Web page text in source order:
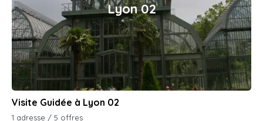
Lyon 02
Visite Guidée à Lyon 02
1 adresse / 5 offres